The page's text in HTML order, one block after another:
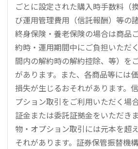
ごとに設定された購入時手数料（
び運用管理費用（信託報酬）等の
終身保険・養老保険の場合は商品
約時・運用期間中にご負担いただ
間内の解約時の解約控除、等）を
があります。また、各商品等には
損失が生じるおそれがあります。
プション取引をご利用いただく場
証金または委託証拠金をいただき
物・オプション取引には元本を超
それがあります。証券保管振替機